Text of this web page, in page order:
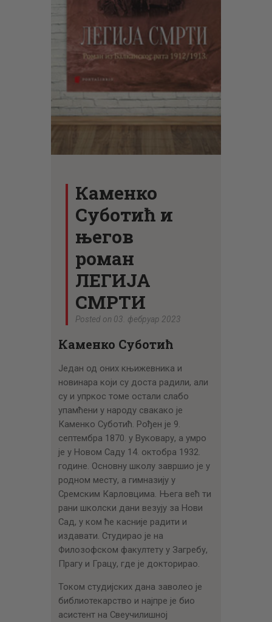
ЦЕНОВНИК
ПИСМО
Каменко
Суботић и
његов
роман
ЛЕГИЈА
СМРТИ
Posted on 03. фебруар 2023
Каменко Суботић
Један од оних књижевника и
новинара који су доста радили, али
су и упркос томе остали слабо
упамћени у народу свакако је
Каменко Суботић. Рођен је 9.
септембра 1870. у Вуковару, а умро
је у Новом Саду 14. октобра 1932.
године. Основну школу завршио је у
родном месту, а гимназију у
Сремским Карловцима. Њега већ ти
рани школски дани везују за Нови
Сад, у ком ће касније радити и
издавати. Студирао је на
Филозофском факултету у Загребу,
Прагу и Грацу, где је докторирао.
Током студијских дана заволео је
библиотекарство и најпре је био
асистент на Свеучилишној